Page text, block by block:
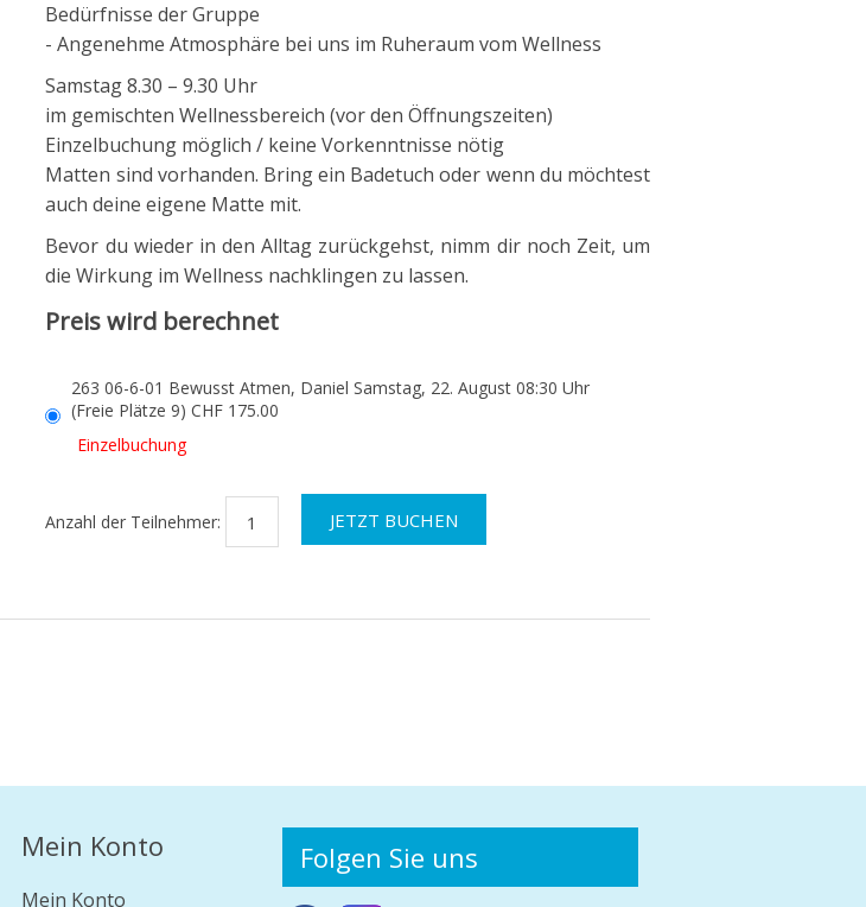
Bedürfnisse der Gruppe
- Angenehme Atmosphäre bei uns im Ruheraum vom Wellness
Samstag 8.30 – 9.30 Uhr
im gemischten Wellnessbereich (vor den Öffnungszeiten)
Einzelbuchung möglich / keine Vorkenntnisse nötig
Matten sind vorhanden. Bring ein Badetuch oder wenn du möchtest
auch deine eigene Matte mit.
Bevor du wieder in den Alltag zurückgehst, nimm dir noch Zeit, um
die Wirkung im Wellness nachklingen zu lassen.
Preis wird berechnet
263 06-6-01 Bewusst Atmen, Daniel Samstag, 22. August 08:30 Uhr
(Freie Plätze 9) CHF 175.00
Einzelbuchung
Anzahl der Teilnehmer:
Mein Konto
Mein Konto
Folgen Sie uns